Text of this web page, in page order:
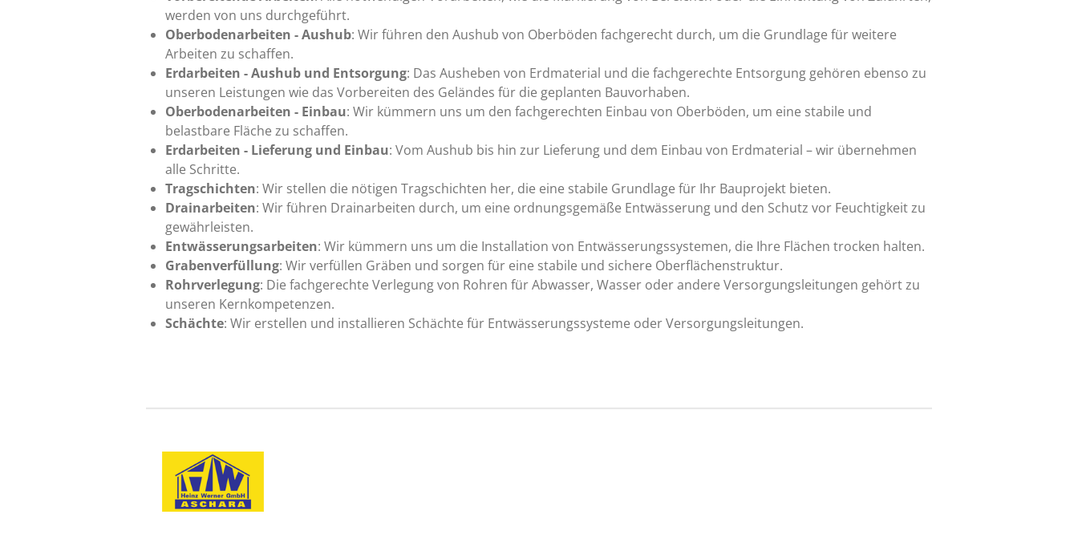
werden von uns durchgeführt.
Oberbodenarbeiten - Aushub: Wir führen den Aushub von Oberböden fachgerecht durch, um die Grundlage für weitere
Arbeiten zu schaffen.
Erdarbeiten - Aushub und Entsorgung: Das Ausheben von Erdmaterial und die fachgerechte Entsorgung gehören ebenso zu
unseren Leistungen wie das Vorbereiten des Geländes für die geplanten Bauvorhaben.
Oberbodenarbeiten - Einbau: Wir kümmern uns um den fachgerechten Einbau von Oberböden, um eine stabile und
belastbare Fläche zu schaffen.
Erdarbeiten - Lieferung und Einbau: Vom Aushub bis hin zur Lieferung und dem Einbau von Erdmaterial – wir übernehmen
alle Schritte.
Tragschichten: Wir stellen die nötigen Tragschichten her, die eine stabile Grundlage für Ihr Bauprojekt bieten.
Drainarbeiten: Wir führen Drainarbeiten durch, um eine ordnungsgemäße Entwässerung und den Schutz vor Feuchtigkeit zu
gewährleisten.
Entwässerungsarbeiten: Wir kümmern uns um die Installation von Entwässerungssystemen, die Ihre Flächen trocken halten.
Grabenverfüllung: Wir verfüllen Gräben und sorgen für eine stabile und sichere Oberflächenstruktur.
Rohrverlegung: Die fachgerechte Verlegung von Rohren für Abwasser, Wasser oder andere Versorgungsleitungen gehört zu
unseren Kernkompetenzen.
Schächte: Wir erstellen und installieren Schächte für Entwässerungssysteme oder Versorgungsleitungen.